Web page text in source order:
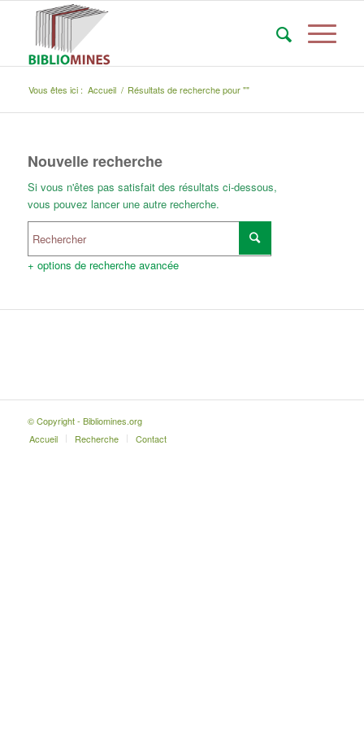
Vous êtes ici : Accueil / Résultats de recherche pour ""
Nouvelle recherche
Si vous n'êtes pas satisfait des résultats ci-dessous,
vous pouvez lancer une autre recherche.
+ options de recherche avancée
© Copyright - Bibliomines.org
Accueil
Recherche Contact